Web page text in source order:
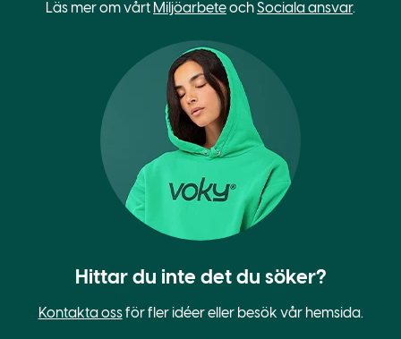
Läs mer om vårt MiljöarbeteochSociala ansvar.
Hittar du inte det du söker?
Kontakta ossför fler idéer eller besök vår hemsida.